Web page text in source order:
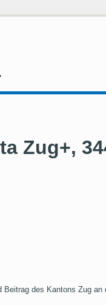
Zug+,
des Kantons Zug